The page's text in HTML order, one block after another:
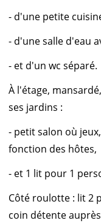
- d'une petite
- d'une salle d'eau
- et d'un wc séparé.
À l'étage,
ses jardins :
- petit salon où
fonction des hôtes,
- et 1 lit pour 1
Côté roulotte : lit 2
coin détente